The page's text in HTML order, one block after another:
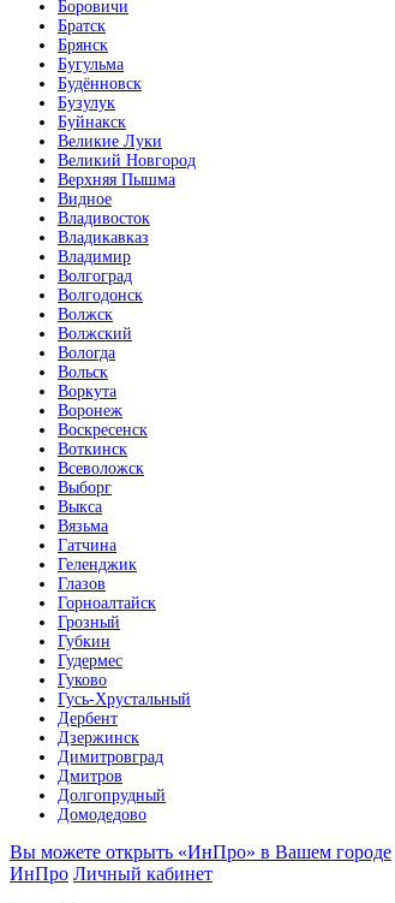
Боровичи
Братск
Брянск
Бугульма
Будённовск
Бузулук
Буйнакск
Великие Луки
Великий Новгород
Верхняя Пышма
Видное
Владивосток
Владикавказ
Владимир
Волгоград
Волгодонск
Волжск
Волжский
Вологда
Вольск
Воркута
Воронеж
Воскресенск
Воткинск
Всеволожск
Выборг
Выкса
Вязьма
Гатчина
Геленджик
Глазов
Горноалтайск
Грозный
Губкин
Гудермес
Гуково
Гусь-Хрустальный
Дербент
Дзержинск
Димитровград
Дмитров
Долгопрудный
Домодедово
Вы можете открыть «ИнПро» в Вашем городе
ИнПро Личный кабинет